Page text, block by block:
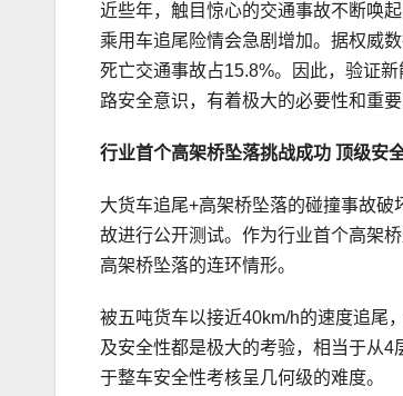
近些年，触目惊心的交通事故不断唤
乘用车追尾险情会急剧增加。据权威
死亡交通事故占15.8%。因此，验证
路安全意识，有着极大的必要性和重要
行业首个高架桥坠落挑战成功 顶级安
大货车追尾+高架桥坠落的碰撞事故
故进行公开测试。作为行业首个高架
高架桥坠落的连环情形。
被五吨货车以接近40km/h的速度追尾
及安全性都是极大的考验，相当于从
于整车安全性考核呈几何级的难度。